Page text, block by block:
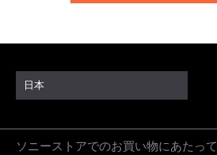
日本
ソニーストアでのお買い物にあたって